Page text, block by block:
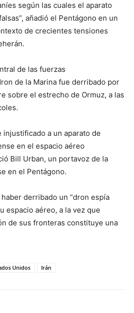
según las cuales el aparato
añadió el Pentágono en un
de crecientes tensiones
de las fuerzas
de la Marina fue derribado por
sobre el estrecho de Ormuz, a las
injustificado a un aparato de
en el espacio aéreo
Bill Urban, un portavoz de la
en el Pentágono.
derribado un “dron espía
espacio aéreo, a la vez que
de sus fronteras constituye una
Unidos Irán